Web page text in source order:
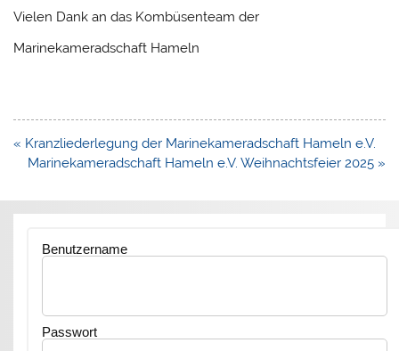
Vielen Dank an das Kombüsenteam der
Marinekameradschaft Hameln
Beitragsnavigation
« Kranzliederlegung der Marinekameradschaft Hameln e.V.
Marinekameradschaft Hameln e.V. Weihnachtsfeier 2025 »
Benutzername
Passwort